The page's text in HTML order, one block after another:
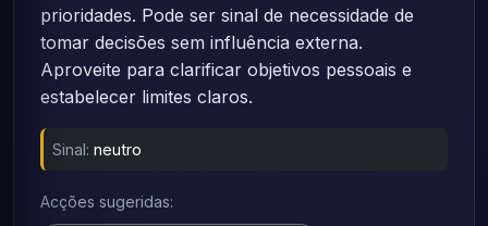
prioridades. Pode ser sinal de necessidade de
tomar decisões sem influência externa.
Aproveite para clarificar objetivos pessoais e
estabelecer limites claros.
Sinal: neutro
Acções sugeridas: